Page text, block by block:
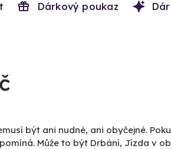
Dárkový poukaz
být ani nudné, ani obyčejné.
Může to být Drbání, Jízda v